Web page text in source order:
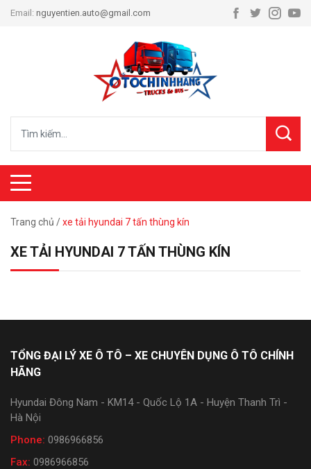
Email: nguyentien.auto@gmail.com
Trang chủ /xe tải hyundai 7 tấn thùng kín
XE TẢI HYUNDAI 7 TẤN THÙNG KÍN
TỔNG ĐẠI LÝ XE Ô TÔ – XE CHUYÊN DỤNG Ô TÔ CHÍNH
HÃNG
Hyundai Đông Nam - KM14 - Quốc Lộ 1A - Huyện Thanh Trì -
Hà Nội
Phone: 0986966856
Fax: 0986966856